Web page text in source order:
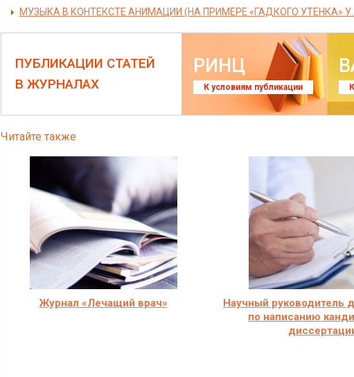
МУЗЫКА В КОНТЕКСТЕ АНИМАЦИИ (НА ПРИМЕРЕ «ГАДКОГО УТЕНКА»
ПУБЛИКАЦИИ СТАТЕЙ
В ЖУРНАЛАХ
РИНЦ
К условиям публикации
Читайте также
Журнал «Лечащий врач»
Научный руководитель
по написанию